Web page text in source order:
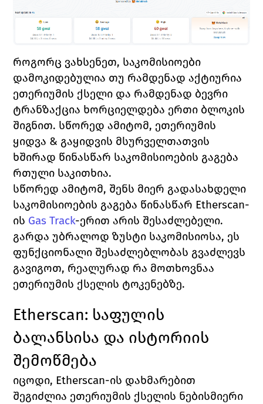
როგორც ვახსენეთ, საკომისიოები
დამოკიდებულია თუ რამდენად აქტიურია
ეთერიუმის ქსელი და რამდენად ბევრი
ტრანზაქცია ხორციელდება ერთი ბლოკის
შიგნით. სწორედ ამიტომ, ეთერიუმის
ყიდვა & გაყიდვის მსურველთათვის
ხშირად წინასწარ საკომისიოების გაგება
რთული საკითხია.
სწორედ ამიტომ, შენს მიერ გადასახდელი
საკომისიოების გაგება წინასწარ Etherscan-
ის Gas Track-ერით არის შესაძლებელი.
გარდა უბრალოდ ზუსტი საკომისიოსა, ეს
ფუნქციონალი შესაძლებლობას გვაძლევს
გავიგოთ, რეალურად რა მოთხოვნაა
ეთერიუმის ქსელის ტოკენებზე.
Etherscan: საფულის
ბალანსისა და ისტორიის
შემოწმება
იცოდი, Etherscan-ის დახმარებით
შეგიძლია ეთერიუმის ქსელის ნებისმიერი